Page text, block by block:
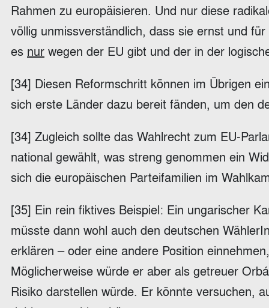
Rahmen zu europäisieren. Und nur diese
völlig unmissverständlich, dass sie ernst und
es nur wegen der EU gibt und der in der
[34] Diesen Reformschritt können im Übrigen
sich erste Länder dazu bereit fänden, um den
[34] Zugleich sollte das Wahlrecht zum EU-
national gewählt, was streng genommen ein
sich die europäischen Parteifamilien im
[35] Ein rein fiktives Beispiel: Ein ungarischer
müsste dann wohl auch den deutschen
erklären – oder eine andere Position
Möglicherweise würde er aber als getreuer
Risiko darstellen würde. Er könnte versuchen,